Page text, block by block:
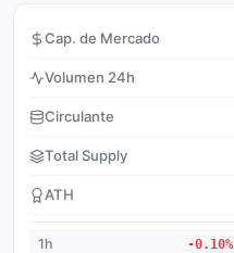
Cap. de Mercado
Volumen 24h
Circulante
Total Supply
ATH
1h -0.10%